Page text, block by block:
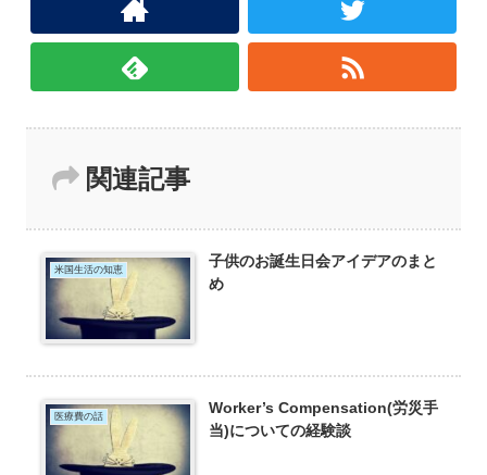
関連記事
米国生活の知恵
子供のお誕生日会アイデアのまと
め
医療費の話
Worker’s Compensation(労災手
当)についての経験談